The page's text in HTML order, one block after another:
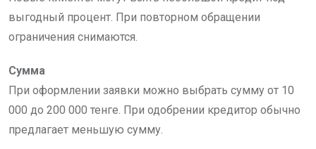
выгодный процент. При повторном обращении
ограничения снимаются.
Сумма
При оформлении заявки можно выбрать сумму от 10
000 до 200 000 тенге. При одобрении кредитор обычно
предлагает меньшую сумму.